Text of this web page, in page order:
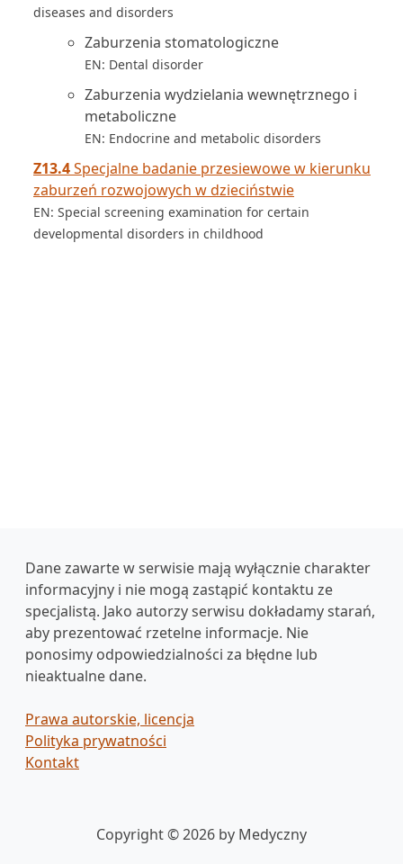
diseases and disorders
Zaburzenia stomatologiczne
EN: Dental disorder
Zaburzenia wydzielania wewnętrznego i
metaboliczne
EN: Endocrine and metabolic disorders
Z13.4Specjalne badanie przesiewowe w kierunku
zaburzeń rozwojowych w dzieciństwie
EN: Special screening examination for certain
developmental disorders in childhood
Dane zawarte w serwisie mają wyłącznie charakter
informacyjny i nie mogą zastąpić kontaktu ze
specjalistą. Jako autorzy serwisu dokładamy starań,
aby prezentować rzetelne informacje. Nie
ponosimy odpowiedzialności za błędne lub
nieaktualne dane.
Prawa autorskie, licencja
Polityka prywatności
Kontakt
Copyright © 2026 by Medyczny